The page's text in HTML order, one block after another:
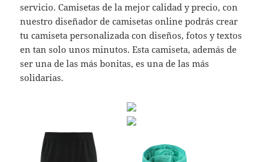
servicio. Camisetas de la mejor calidad y precio, con
nuestro diseñador de camisetas online podrás crear
tu camiseta personalizada con diseños, fotos y textos
en tan solo unos minutos. Esta camiseta, además de
ser una de las más bonitas, es una de las más
solidarias.